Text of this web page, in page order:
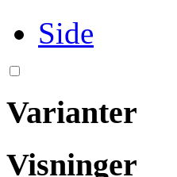
Side
Varianter
Visninger